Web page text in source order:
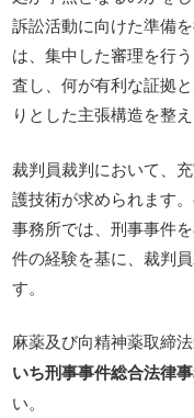
訴訟活動に向けた準備
は、集中した審理を行
査し、何が有利な証拠
りとした主張構造を整
裁判員裁判において、
護技術が求められます
事務所では、刑事事件
件の経験を基に、裁判
す。
麻薬及び向精神薬取締
いち刑事事件総合法律
い。